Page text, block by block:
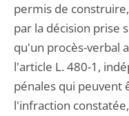
permis de
par la décision prise
qu'un procès-verbal
l'article L. 480-1,
pénales qui
l'infraction